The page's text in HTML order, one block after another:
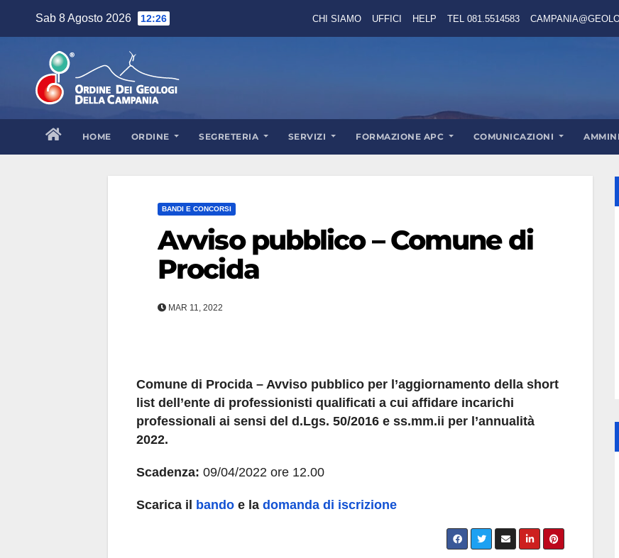
Sab 8 Agosto 2026 12:26 CHI SIAMO UFFICI HELP TEL 081.5514583
HOME ORDINE SEGRETERIA SERVIZI FORMAZIONE APC COMUNICAZIONI
BANDI E CONCORSI
Avviso pubblico – Comune di
Procida
MAR 11, 2022
Comune di Procida – Avviso pubblico per l’aggiornamento della short
list dell’ente di professionisti qualificati a cui affidare incarichi
professionali ai sensi del d.Lgs. 50/2016 e ss.mm.ii per l’annualità
2022.
Scadenza: 09/04/2022 ore 12.00
Scarica il bando e la domanda di iscrizione